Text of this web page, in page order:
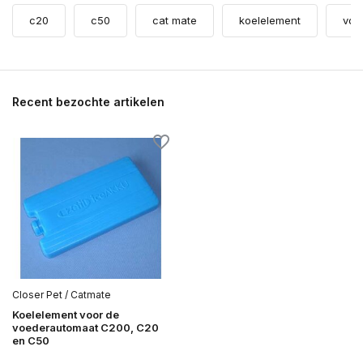
c20 c50 cat mate koelelement
Recent bezochte artikelen
Closer Pet / Catmate
Koelelement voor de
voederautomaat C200, C20
en C50